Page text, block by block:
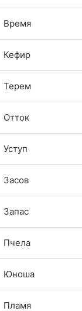
Время
Кефир
Терем
Отток
Уступ
Засов
Запас
Пчела
Юноша
Пламя